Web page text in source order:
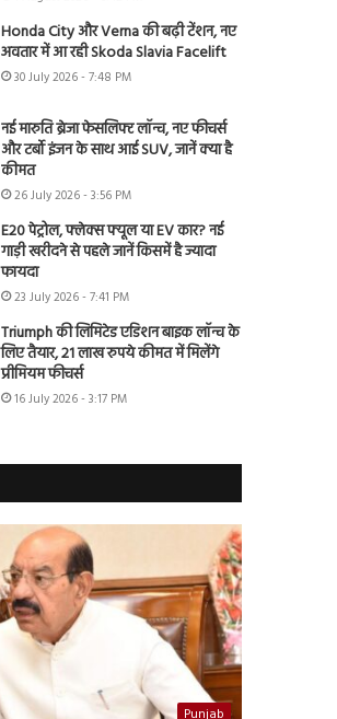
Honda City और Verna की बढ़ी टेंशन, नए
अवतार में आ रही Skoda Slavia Facelift
30 July 2026 - 7:48 PM
नई मारुति ब्रेजा फेसलिफ्ट लॉन्च, नए फीचर्स
और टर्बो इंजन के साथ आई SUV, जानें क्या है
कीमत
26 July 2026 - 3:56 PM
E20 पेट्रोल, फ्लेक्स फ्यूल या EV कार? नई
गाड़ी खरीदने से पहले जानें किसमें है ज्यादा
फायदा
23 July 2026 - 7:41 PM
Triumph की लिमिटेड एडिशन बाइक लॉन्च के
लिए तैयार, 21 लाख रुपये कीमत में मिलेंगे
प्रीमियम फीचर्स
16 July 2026 - 3:17 PM
Punjab